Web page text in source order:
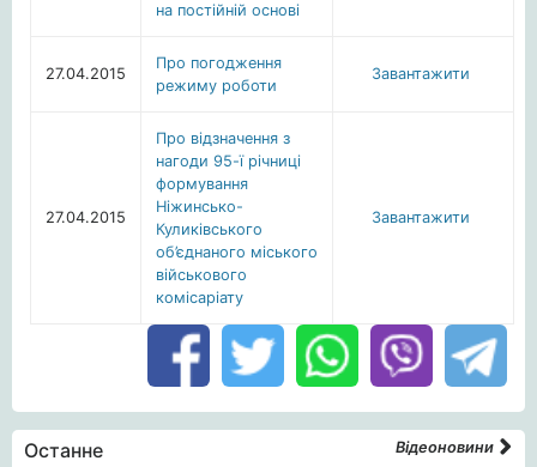
на постійній основі
27.04.2015
Про погодження
режиму роботи
Завантажити
27.04.2015
Про відзначення з
нагоди 95-ї річниці
формування
Ніжинсько-
Куликівського
об’єднаного міського
військового
комісаріату
Завантажити
Останне Відеоновини